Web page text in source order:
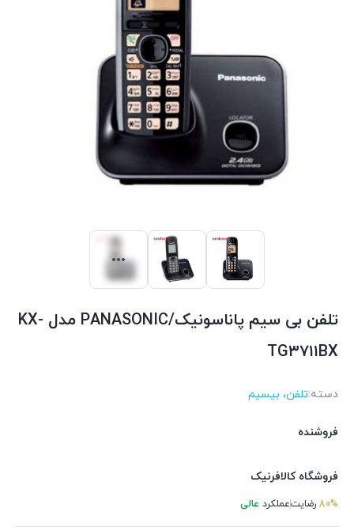
تلفن بی سیم پاناسونیک/PANASONIC مدل KX-
TG۳۷۱۱BX
دسته:تلفن، بیسیم
فروشنده
فروشگاه کالافرنیک
80% رضایتعملکرد عالی